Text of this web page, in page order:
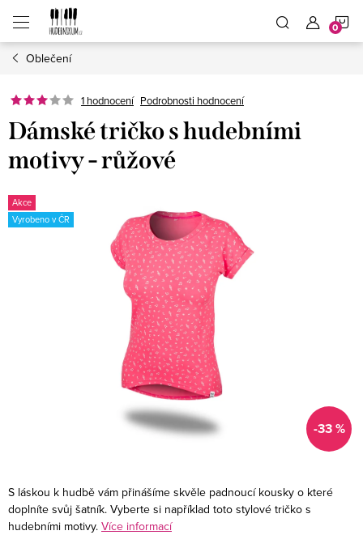
obsah
Oblečení
1 hodnocení Podrobnosti hodnocení
Dámské tričko s hudebními
motivy - růžové
Akce
Vyrobeno v ČR
-33 %
S láskou k hudbě vám přinášíme skvěle padnoucí kousky o které
doplníte svůj šatník. Vyberte si například toto stylové tričko s
hudebními motivy. Více informací